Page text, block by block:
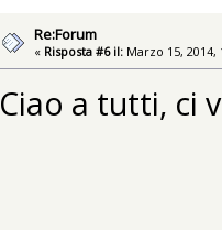
Re:Forum
« Risposta #6 il: Marzo 15, 2014,
Ciao a tutti, ci